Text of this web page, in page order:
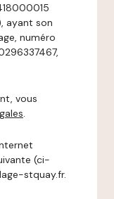
ayant son
numéro
vous
.
(ci-
stquay.fr.